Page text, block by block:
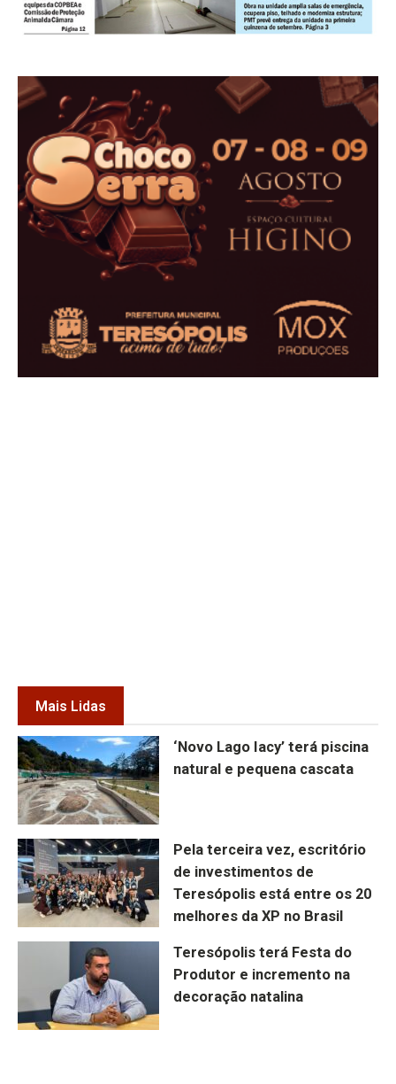
Mais Lidas
‘Novo Lago Iacy’ terá piscina
natural e pequena cascata
Pela terceira vez, escritório
de investimentos de
Teresópolis está entre os 20
melhores da XP no Brasil
Teresópolis terá Festa do
Produtor e incremento na
decoração natalina